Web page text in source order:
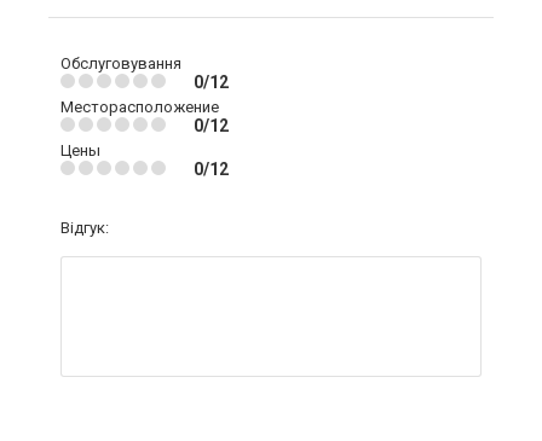
Обслуговування
0/12
Месторасположение
0/12
Цены
0/12
Відгук: